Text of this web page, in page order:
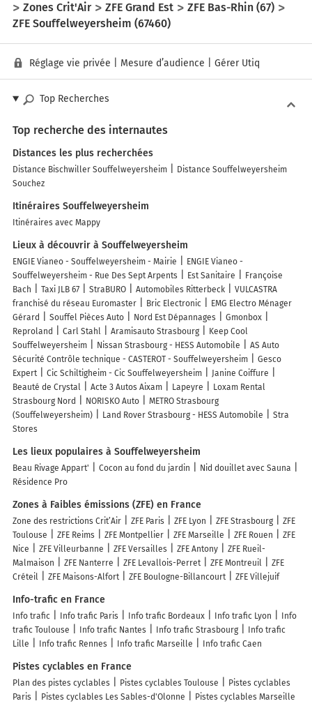
Zones Crit'Air
ZFE Grand Est
ZFE Bas-Rhin (67)
ZFE Souffelweyersheim (67460)
Réglage vie privée Mesure d’audience Gérer Utiq
Top Recherches
Top recherche des internautes
Distances les plus recherchées
Distance Bischwiller Souffelweyersheim
Distance Souffelweyersheim
Souchez
Itinéraires Souffelweyersheim
Itinéraires avec Mappy
Lieux à découvrir à Souffelweyersheim
ENGIE Vianeo - Souffelweyersheim - Mairie
ENGIE Vianeo -
Souffelweyersheim - Rue Des Sept Arpents
Est Sanitaire
Françoise
Bach
Taxi JLB 67 StraBURO Automobiles Ritterbeck
VULCASTRA
franchisé du réseau Euromaster
Bric Electronic
EMG Electro Ménager
Gérard
Souffel Pièces Auto Nord Est Dépannages
Gmonbox
Reproland
Carl Stahl Aramisauto Strasbourg
Keep Cool
Souffelweyersheim
Nissan Strasbourg - HESS Automobile
AS Auto
Sécurité Contrôle technique - CASTEROT - Souffelweyersheim
Gesco
Expert
Cic Schiltigheim - Cic Souffelweyersheim
Janine Coiffure
Beauté de Crystal
Acte 3 Autos Aixam Lapeyre
Loxam Rental
Strasbourg Nord
NORISKO Auto
METRO Strasbourg
(Souffelweyersheim)
Land Rover Strasbourg - HESS Automobile
Stra
Stores
Les lieux populaires à Souffelweyersheim
Beau Rivage Appart' Cocon au fond du jardin
Nid douillet avec Sauna
Résidence Pro
Zones à Faibles émissions (ZFE) en France
Zone des restrictions Crit’Air ZFE Paris ZFE Lyon ZFE Strasbourg
ZFE
Toulouse
ZFE Reims ZFE Montpellier ZFE Marseille ZFE Rouen
ZFE
Nice
ZFE Villeurbanne ZFE Versailles ZFE Antony
ZFE Rueil-
Malmaison
ZFE Nanterre ZFE Levallois-Perret ZFE Montreuil
ZFE
Créteil
ZFE Maisons-Alfort ZFE Boulogne-Billancourt ZFE Villejuif
Info-trafic en France
Info trafic Info trafic Paris Info trafic Bordeaux Info trafic Lyon
Info
trafic Toulouse
Info trafic Nantes Info trafic Strasbourg
Info trafic
Lille
Info trafic Rennes Info trafic Marseille Info trafic Caen
Pistes cyclables en France
Plan des pistes cyclables Pistes cyclables Toulouse
Pistes cyclables
Paris
Pistes cyclables Les Sables-d'Olonne
Pistes cyclables Marseille